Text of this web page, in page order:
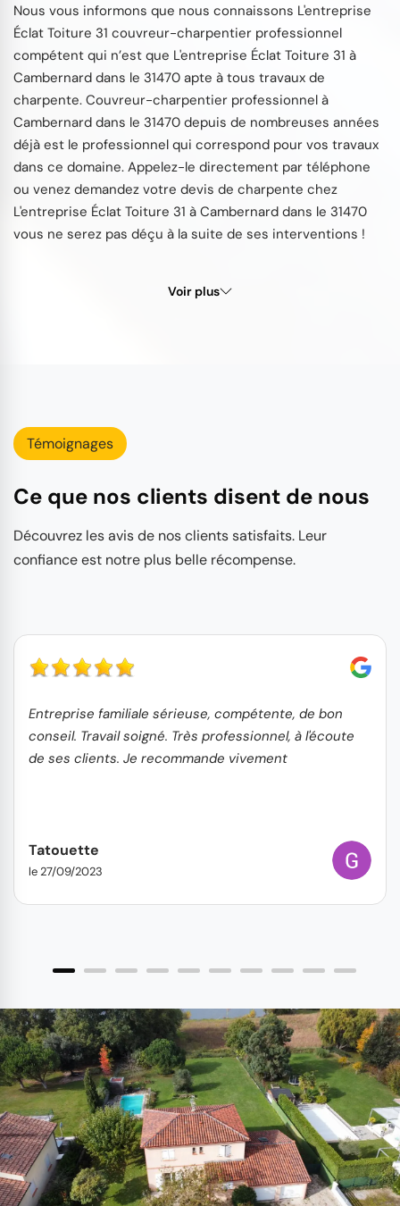
Nous vous informons que nous connaissons L'entreprise
Éclat Toiture 31 couvreur-charpentier professionnel
compétent qui n’est que L'entreprise Éclat Toiture 31 à
Cambernard dans le 31470 apte à tous travaux de
charpente. Couvreur-charpentier professionnel à
Cambernard dans le 31470 depuis de nombreuses années
déjà est le professionnel qui correspond pour vos travaux
dans ce domaine. Appelez-le directement par téléphone
ou venez demandez votre devis de charpente chez
L'entreprise Éclat Toiture 31 à Cambernard dans le 31470
vous ne serez pas déçu à la suite de ses interventions !
Voir plus
Témoignages
Ce que nos clients disent de nous
Découvrez les avis de nos clients satisfaits. Leur
confiance est notre plus belle récompense.
Entreprise familiale sérieuse, compétente, de bon
conseil. Travail soigné. Très professionnel, à l'écoute
de ses clients. Je recommande vivement
Tatouette
le 27/09/2023